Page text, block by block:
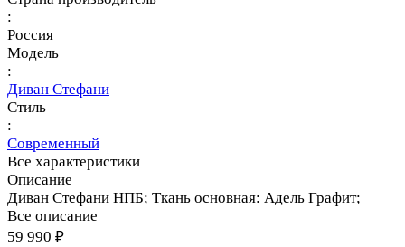
:
Россия
Модель
:
Диван Стефани
Стиль
:
Современный
Все характеристики
Описание
Диван Стефани НПБ; Ткань основная: Адель Графит;
Все описание
59 990 ₽